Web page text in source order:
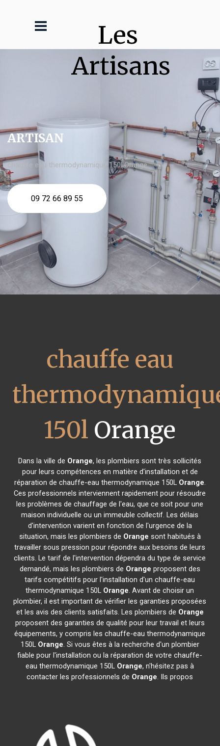
Les
Artisans
ARTISAN
chauffe eau thermodynamique 150l Orange
09 72 66 89 55
chauffe eau
150l Orange
Dans la ville de Orange, les plombiers sont très sollicités
pour leurs compétences en matière d'installation et de
réparation de chauffe-eau thermodynamique 150L Orange.
Ces professionnels interviennent rapidement pour résoudre
les problèmes de chauffage de l'eau, que ce soit pour une
maison individuelle ou un immeuble collectif. Les délais
d'intervention varient en fonction de l'urgence de la
situation, mais les plombiers de Orange sont habitués à
travailler sous pression pour répondre aux besoins de leurs
clients. Le tarif de l'intervention dépendra du type de service
demandé, mais les plombiers de Orange proposent des
tarifs compétitifs pour l'installation d'un chauffe-eau
thermodynamique 150L Orange. Avant de choisir un
plombier, il est important de vérifier les garanties proposées
et les avis des clients satisfaits. Les plombiers de Orange
proposent des garanties de qualité pour leur travail et leurs
équipements, y compris les chauffe-eau thermodynamique
150L Orange. Si vous êtes à la recherche d'un plombier
fiable pour l'installation ou la réparation de votre chauffe-
eau thermodynamique 150L Orange, n'hésitez pas à
contacter les professionnels de Orange. Ils propos